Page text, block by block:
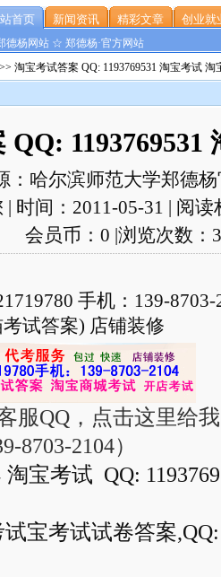
首页 新闻资讯 精彩文章 创业就
德杨网站 ☆ 郑德杨·官方网站
>> 淘宝考试答案 QQ: 1193769531 淘宝考试 淘
QQ: 1193769531
：哈尔滨师范大学郑德
| 时间：2011-05-31 | 阅
会员币：0 |浏览次数：
手机：139-
试答案) 店铺装修
宝考试 QQ:
宝考试试卷答案